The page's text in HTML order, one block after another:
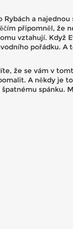
a najednou
připomněl, že
vztahují. Když
pořádku. A
že se vám v
A někdy je
spánku.